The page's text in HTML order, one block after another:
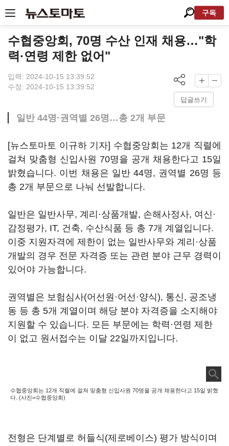
구독
수협중앙회, 70명 수산 인재 채용…"학
력·연령 제한 없어"
입력: 2024-10-15 13:39:52
수정: 2024-10-15 13:39:52
답글쓰기
일반 44명·권역별 26명…총 2개 부문
[뉴스토마토 이규하 기자] 수협중앙회는 12개 직렬에
걸쳐 맞춤형 신입사원 70명을 공개 채용한다고 15일
밝혔습니다. 이번 채용은 일반 44명, 권역별 26명 등
총 2개 부문으로 나눠 선발합니다.
일반은 일반사무, 계리·상품개발, 손해사정사, 여신·
감정평가, IT, 건축, 수산식품 등 총 7개 계열입니다.
이중 지원자격에 제한이 없는 일반사무와 계리·상품
개발의 경우 전문 자격증 또는 관련 분야 근무 경력이
있어야 가능합니다.
권역별은 보험심사(어선원·어선·양식), 통신, 공조냉
동 등 총 5개 계열이며 해당 분야 자격증을 소지해야
지원할 수 있습니다. 모든 부문에는 학력·연령 제한
이 없고 원서접수는 이달 22일까지입니다.
수협중앙회는 12개 직렬에 걸쳐 맞춤형 신입사원 70명을 공개 채용한다고 15일 밝혔
다. (사진=수협중앙회)
전형은 단계별로 허들식(제로베이스) 평가 방식이며